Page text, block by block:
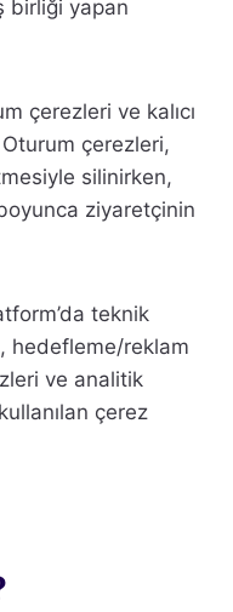
birliği yapan
çerezleri ve kalıcı
çerezleri,
silinirken,
ziyaretçinin
teknik
hedefleme/reklam
ve analitik
çerez